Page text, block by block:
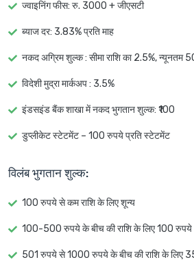
ज्वाइनिंग फीस: रु. 3000 + जीएसटी
ब्याज दर: 3.83% प्रति माह
नकद अग्रिम शुल्क: सीमा राशि का 2.5%, न्यूनतम
विदेशी मुद्रा मार्कअप : 3.5%
इंडसइंड बैंक शाखा में नकद भुगतान शुल्क: ₹100
डुप्लीकेट स्टेटमेंट – 100 रुपये प्रति स्टेटमेंट
विलंब भुगतान शुल्क:
100 रुपये से कम राशि के लिए शून्य
100-500 रुपये के बीच की राशि के लिए 100 रुपये
501 रुपये से 1000 रुपये के बीच की राशि के लिए